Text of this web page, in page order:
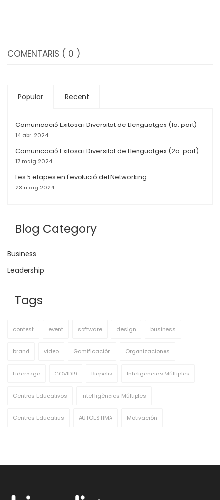
COMENTARIS ( 0 )
Popular Recent
Comunicació Exitosa i Diversitat de Llenguatges (1a. part)
14 abr. 2024
Comunicació Exitosa i Diversitat de Llenguatges (2a. part)
17 maig 2024
Les 5 etapes en l'evolució del Networking
23 maig 2024
Blog Category
Business
Leadership
Tags
contest event software design business
brand video Gamificación Organizaciones
Liderazgo COVID19 Biopolis Inteligencias Múltiples
Centros Educativos Intel·ligències Múltiples
Centres Educatius AUTOESTIMA Motivación